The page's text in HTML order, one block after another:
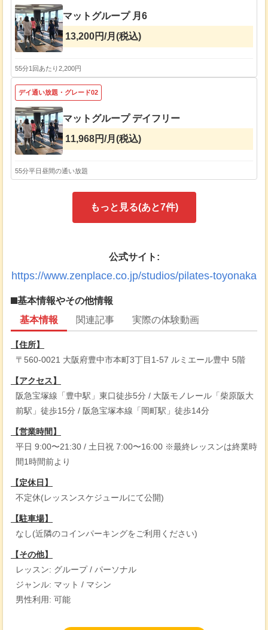
マットグループ 月6
13,200円/月(税込)
55分1回あたり2,200円
デイ通い放題・グレード02
マットグループ デイフリー
11,968円/月(税込)
55分平日昼間の通い放題
もっと見る(あと7件)
公式サイト:
https://www.zenplace.co.jp/studios/pilates-toyonaka
基本情報やその他情報
基本情報
関連記事 実際の体験動画
【住所】
〒560-0021 大阪府豊中市本町3丁目1-57 ルミエール豊中 5階
【アクセス】
阪急宝塚線「豊中駅」東口徒歩5分 / 大阪モノレール「柴原阪大
前駅」徒歩15分 / 阪急宝塚本線「岡町駅」徒歩14分
【営業時間】
平日 9:00〜21:30 / 土日祝 7:00〜16:00 ※最終レッスンは終業時
間1時間前より
【定休日】
不定休(レッスンスケジュールにて公開)
【駐車場】
なし(近隣のコインパーキングをご利用ください)
【その他】
レッスン: グループ / パーソナル
ジャンル: マット / マシン
男性利用: 可能